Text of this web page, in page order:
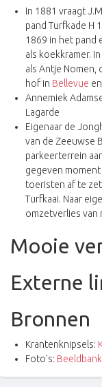
In 1881 vraagt
pand Turfkade H
1869 in het pand
als koekkramer.
als Antje Nomen,
hof in Bellevue en
Annemiek
Lagarde
Eigenaar de
van de Zeeuwse
parkeerterrein
gegeven
toeristen af te
Turfkaai. Naar
omzetverlies van
Mooie
Externe
Bronnen
Krantenknipsels:
Foto's: